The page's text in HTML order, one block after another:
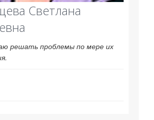
Светлана
решать проблемы по мере их